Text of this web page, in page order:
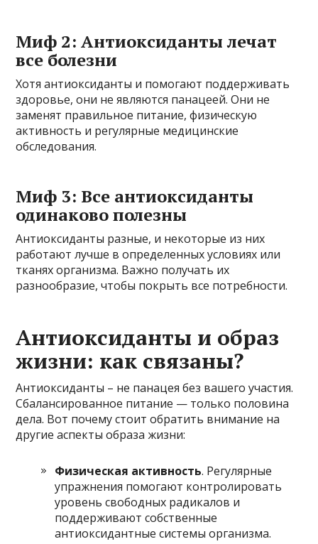
Миф 2: Антиоксиданты лечат
все болезни
Хотя антиоксиданты и помогают поддерживать
здоровье, они не являются панацеей. Они не
заменят правильное питание, физическую
активность и регулярные медицинские
обследования.
Миф 3: Все антиоксиданты
одинаково полезны
Антиоксиданты разные, и некоторые из них
работают лучше в определенных условиях или
тканях организма. Важно получать их
разнообразие, чтобы покрыть все потребности.
Антиоксиданты и образ
жизни: как связаны?
Антиоксиданты – не панацея без вашего участия.
Сбалансированное питание — только половина
дела. Вот почему стоит обратить внимание на
другие аспекты образа жизни:
Физическая активность. Регулярные
упражнения помогают контролировать
уровень свободных радикалов и
поддерживают собственные
антиоксидантные системы организма.